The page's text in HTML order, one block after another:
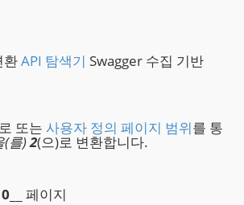
환API 탐색기 Swagger 수집 기반
또는 사용자 정의 페이지 범위를 통
(를)2(으)로 변환합니다.
0 __ 페이지